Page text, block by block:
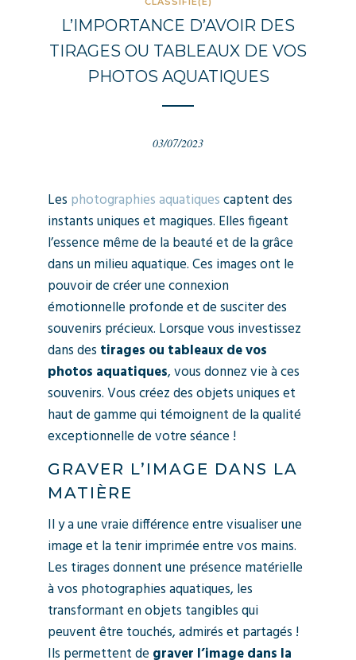
L’IMPORTANCE D’AVOIR DES
TIRAGES OU TABLEAUX DE VOS
PHOTOS AQUATIQUES
03/07/2023
Les photographies aquatiquescaptent des
instants uniques et magiques. Elles figeant
l’essence même de la beauté et de la grâce
dans un milieu aquatique. Ces images ont le
pouvoir de créer une connexion
émotionnelle profonde et de susciter des
souvenirs précieux. Lorsque vous investissez
dans des tirages ou tableaux de vos
photos aquatiques, vous donnez vie à ces
souvenirs. Vous créez des objets uniques et
haut de gamme qui témoignent de la qualité
exceptionnelle de votre séance !
GRAVER L’IMAGE DANS LA
MATIÈRE
Il y a une vraie différence entre visualiser une
image et la tenir imprimée entre vos mains.
Les tirages donnent une présence matérielle
à vos photographies aquatiques, les
transformant en objets tangibles qui
peuvent être touchés, admirés et partagés !
Ils permettent de graver l’image dans la